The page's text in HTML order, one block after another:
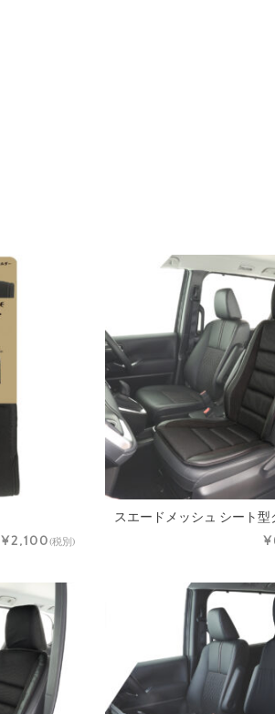
¥2,100(税別)
スエードメッシュ シート型